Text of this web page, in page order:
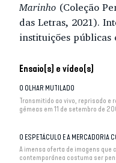
Ensaio(s) e vídeo(s)
O OLHAR MUTILADO
Transmitido ao vivo, reprisado e
gêmeas em 11 de setembro de
O ESPETÁCULO E A MERCADORIA
A imensa oferta de imagens
contemporânea costuma ser
Marinho (Coleção
das Letras, 2021).
instituições públicas